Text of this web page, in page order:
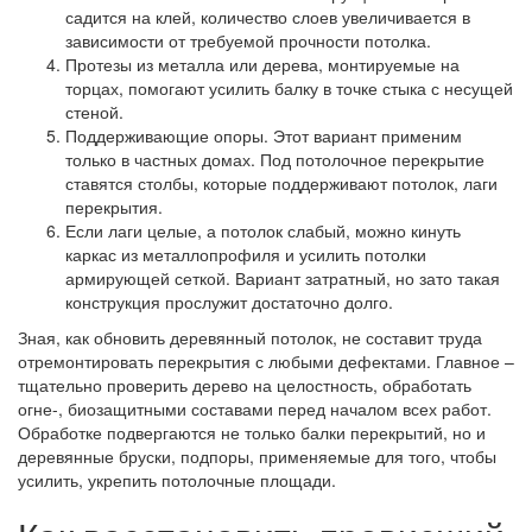
садится на клей, количество слоев увеличивается в
зависимости от требуемой прочности потолка.
Протезы из металла или дерева, монтируемые на
торцах, помогают усилить балку в точке стыка с несущей
стеной.
Поддерживающие опоры. Этот вариант применим
только в частных домах. Под потолочное перекрытие
ставятся столбы, которые поддерживают потолок, лаги
перекрытия.
Если лаги целые, а потолок слабый, можно кинуть
каркас из металлопрофиля и усилить потолки
армирующей сеткой. Вариант затратный, но зато такая
конструкция прослужит достаточно долго.
Зная, как обновить деревянный потолок, не составит труда
отремонтировать перекрытия с любыми дефектами. Главное –
тщательно проверить дерево на целостность, обработать
огне-, биозащитными составами перед началом всех работ.
Обработке подвергаются не только балки перекрытий, но и
деревянные бруски, подпоры, применяемые для того, чтобы
усилить, укрепить потолочные площади.